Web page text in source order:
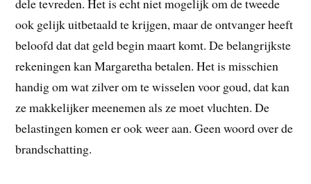
dele tevreden. Het is echt niet mogelijk om de tweede
ook gelijk uitbetaald te krijgen, maar de ontvanger heeft
beloofd dat dat geld begin maart komt. De belangrijkste
rekeningen kan Margaretha betalen. Het is misschien
handig om wat zilver om te wisselen voor goud, dat kan
ze makkelijker meenemen als ze moet vluchten. De
belastingen komen er ook weer aan. Geen woord over de
brandschatting.